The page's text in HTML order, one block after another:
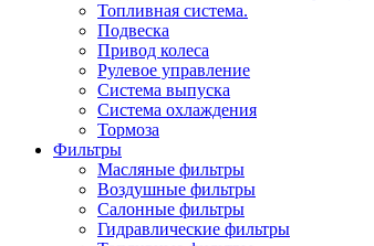
Топливная система.
Подвеска
Привод колеса
Рулевое управление
Система выпуска
Система охлаждения
Тормоза
Фильтры
Масляные фильтры
Воздушные фильтры
Салонные фильтры
Гидравлические фильтры